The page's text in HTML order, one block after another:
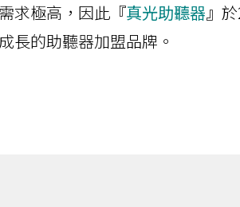
求極高，因此 『真光助聽器』
長的助聽器加盟品牌。